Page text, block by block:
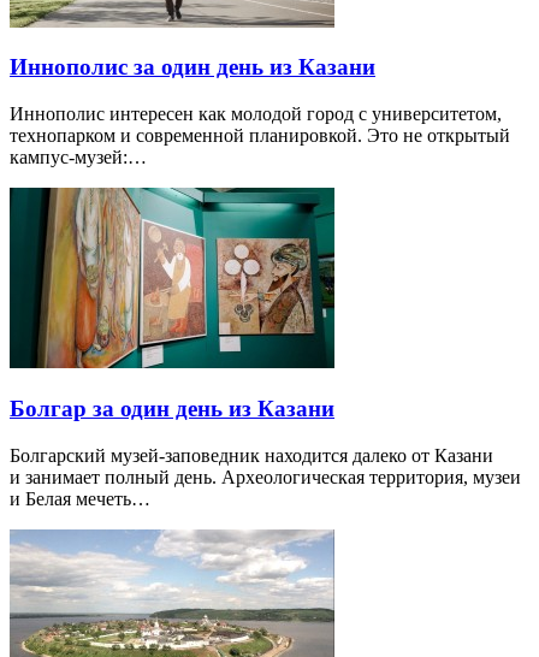
Иннополис за один день из Казани
Иннополис интересен как молодой город с университетом,
технопарком и современной планировкой. Это не открытый
кампус-музей:…
Болгар за один день из Казани
Болгарский музей-заповедник находится далеко от Казани
и занимает полный день. Археологическая территория, музеи
и Белая мечеть…